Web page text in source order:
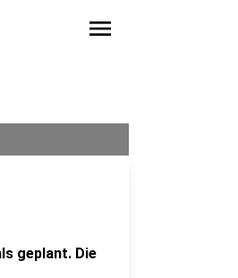
menu
geplant. Die